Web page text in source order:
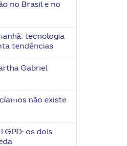
no Brasil e no
tecnologia
tendências
Gabriel
não existe
os dois